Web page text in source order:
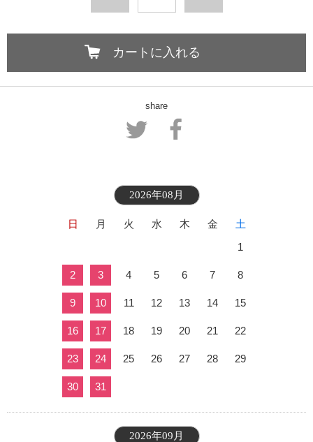
カートに入れる
share
2026年08月
日 月 火 水 木 金
土
1
2 3 4 5 6 7 8
9 10 11 12 13 14 15
16 17 18 19 20 21 22
23 24 25 26 27 28 29
30 31
2026年09月